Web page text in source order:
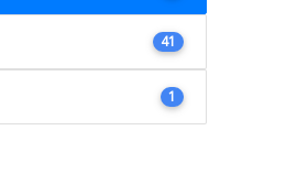
41
1